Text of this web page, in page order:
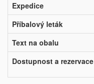
Expedice
Příbalový leták
Text na obalu
Dostupnost a rezervace